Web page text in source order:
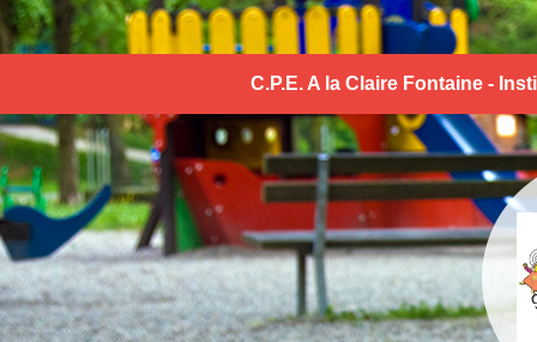
C.P.E. A la Claire Fontaine -